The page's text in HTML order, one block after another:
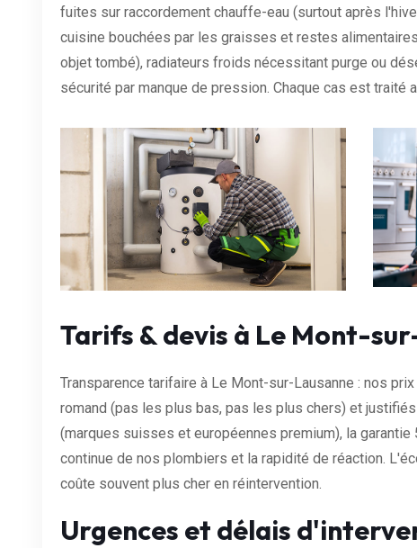
fuites sur raccordement chauffe-eau (surtout après
cuisine bouchées par les graisses et restes
objet tombé), radiateurs froids nécessitant purge ou
sécurité par manque de pression. Chaque cas est traité
Tarifs & devis à Le Mont-
Transparence tarifaire à Le Mont-sur-Lausanne : nos
romand (pas les plus bas, pas les plus chers) et
(marques suisses et européennes premium), la
continue de nos plombiers et la rapidité de réaction.
coûte souvent plus cher en réintervention.
Urgences et délais